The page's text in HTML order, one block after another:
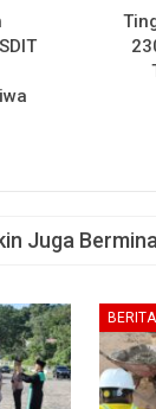
Juga
BERITA